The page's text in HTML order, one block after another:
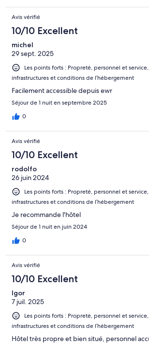
Avis vérifié
10/10 Excellent
michel
29 sept. 2025
Les points forts : Propreté, personnel et
infrastructures et conditions de l’hébergement
Facilement accessible depuis ewr
Séjour de 1 nuit en septembre 2025
0
Avis vérifié
10/10 Excellent
rodolfo
26 juin 2024
Les points forts : Propreté, personnel et
infrastructures et conditions de l’hébergement
Je recommande l'hôtel
Séjour de 1 nuit en juin 2024
0
Avis vérifié
10/10 Excellent
Igor
7 juil. 2025
Les points forts : Propreté, personnel et
infrastructures et conditions de l’hébergement
Hôtel très propre et bien situé, personnel